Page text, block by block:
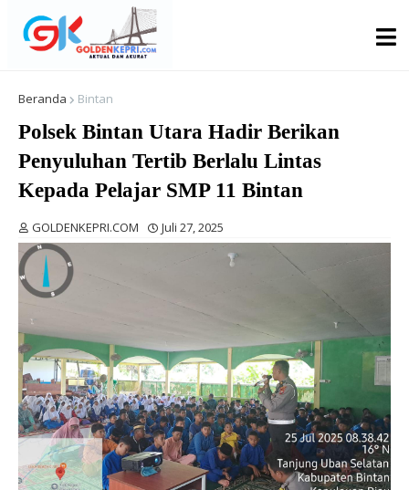
Beranda Bintan
Polsek Bintan Utara Hadir Berikan
Penyuluhan Tertib Berlalu Lintas
Kepada Pelajar SMP 11 Bintan
GOLDENKEPRI.COM Juli 27, 2025